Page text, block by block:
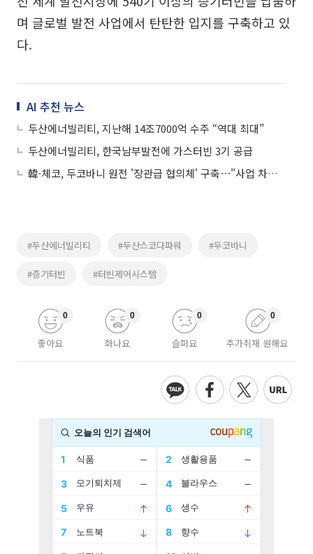
며 글로벌 발전 사업에서 탄탄한 입지를 구축하고 있
다.
AI 추천 뉴스
두산에너빌리티, 지난해 14조7000억 수주 “역대 최대”
두산에너빌리티, 한국남부발전에 가스터빈 3기 공급
韓·체코, 두코바니 원전 '장관급 협의체' 구축⋯"사업 차질 없이 이행"
#두산에너빌리티 #두산스코다파워 #두코바니
#증기터빈 #터빈제어시스템
좋아요
0
화나요
0
슬퍼요
0
추가취재 원해요
0